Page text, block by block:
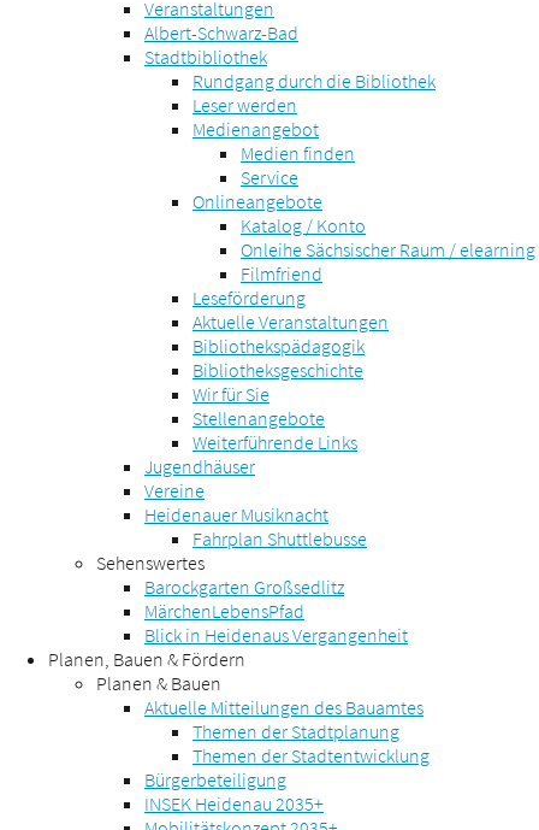
Veranstaltungen
Albert-Schwarz-Bad
Stadtbibliothek
Rundgang durch die Bibliothek
Leser werden
Medienangebot
Medien finden
Service
Onlineangebote
Katalog / Konto
Onleihe Sächsischer Raum / elearning
Filmfriend
Leseförderung
Aktuelle Veranstaltungen
Bibliothekspädagogik
Bibliotheksgeschichte
Wir für Sie
Stellenangebote
Weiterführende Links
Jugendhäuser
Vereine
Heidenauer Musiknacht
Fahrplan Shuttlebusse
Sehenswertes
Barockgarten Großsedlitz
MärchenLebensPfad
Blick in Heidenaus Vergangenheit
Planen, Bauen & Fördern
Planen & Bauen
Aktuelle Mitteilungen des Bauamtes
Themen der Stadtplanung
Themen der Stadtentwicklung
Bürgerbeteiligung
INSEK Heidenau 2035+